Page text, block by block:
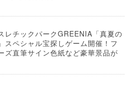
レチックパークGREENIA「真夏の
スペシャル宝探しゲーム開催！フ
ズ直筆サイン色紙など豪華景品が